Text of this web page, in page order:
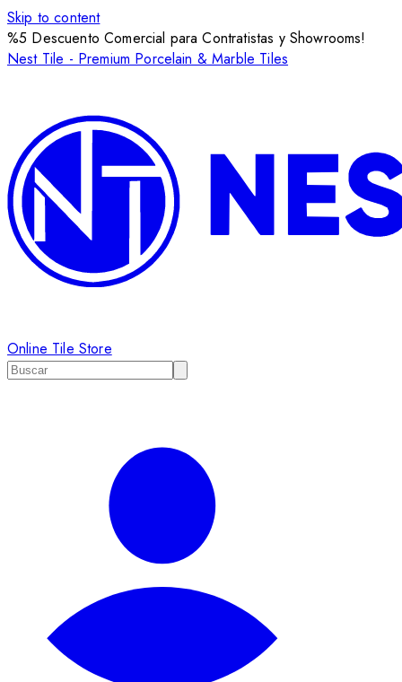
Skip to content
%5 Descuento Comercial para Contratistas y Showrooms!
Nest Tile - Premium Porcelain & Marble Tiles
Online Tile Store